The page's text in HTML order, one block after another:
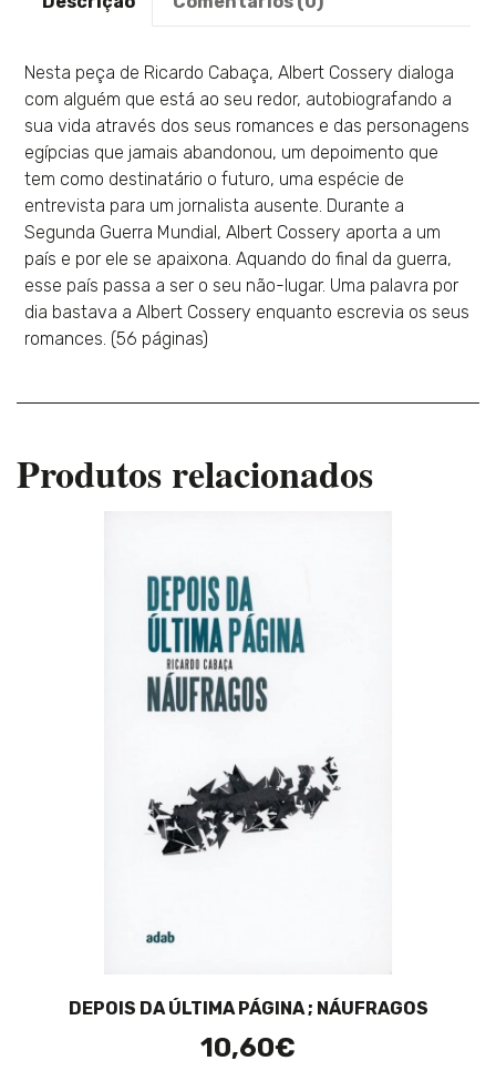
Nesta peça de Ricardo Cabaça, Albert Cossery dialoga
com alguém que está ao seu redor, autobiografando a
sua vida através dos seus romances e das personagens
egípcias que jamais abandonou, um depoimento que
tem como destinatário o futuro, uma espécie de
entrevista para um jornalista ausente. Durante a
Segunda Guerra Mundial, Albert Cossery aporta a um
país e por ele se apaixona. Aquando do final da guerra,
esse país passa a ser o seu não-lugar. Uma palavra por
dia bastava a Albert Cossery enquanto escrevia os seus
romances. (56 páginas)
Produtos relacionados
DEPOIS DA ÚLTIMA PÁGINA ; NÁUFRAGOS
10,60€